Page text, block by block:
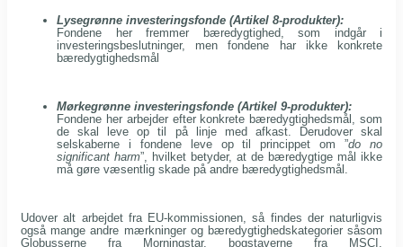
Lysegrønne investeringsfonde (Artikel 8-produkter):
Fondene her fremmer bæredygtighed, som indgår i
investeringsbeslutninger, men fondene har ikke konkrete
bæredygtighedsmål
Mørkegrønne investeringsfonde (Artikel 9-produkter):
Fondene her arbejder efter konkrete bæredygtighedsmål, som
de skal leve op til på linje med afkast. Derudover skal
selskaberne i fondene leve op til princippet om ”do no
significant harm”, hvilket betyder, at de bæredygtige mål ikke
må gøre væsentlig skade på andre bæredygtighedsmål.
Udover alt arbejdet fra EU-kommissionen, så findes der naturligvis
også mange andre mærkninger og bæredygtighedskategorier såsom
Globusserne fra Morningstar, bogstaverne fra MSCI,